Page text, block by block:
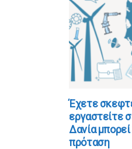
​​Έχετε
εργαστείτε
Δανία μπορεί
πρόταση